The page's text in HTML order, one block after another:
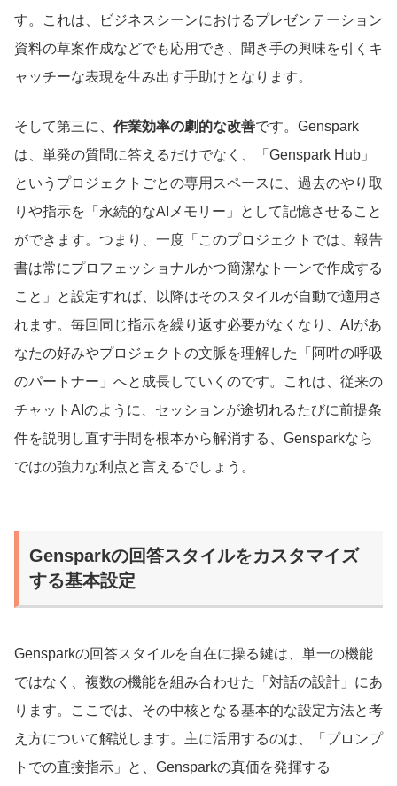
す。これは、ビジネスシーンにおけるプレゼンテーション
資料の草案作成などでも応用でき、聞き手の興味を引くキ
ャッチーな表現を生み出す手助けとなります。
そして第三に、 作業効率の劇的な改善です。Genspark
は、単発の質問に答えるだけでなく、「Genspark Hub」
というプロジェクトごとの専用スペースに、過去のやり取
りや指示を「永続的なAIメモリー」として記憶させること
ができます。つまり、一度「このプロジェクトでは、報告
書は常にプロフェッショナルかつ簡潔なトーンで作成する
こと」と設定すれば、以降はそのスタイルが自動で適用さ
れます。毎回同じ指示を繰り返す必要がなくなり、AIがあ
なたの好みやプロジェクトの文脈を理解した「阿吽の呼吸
のパートナー」へと成長していくのです。これは、従来の
チャットAIのように、セッションが途切れるたびに前提条
件を説明し直す手間を根本から解消する、Gensparkなら
ではの強力な利点と言えるでしょう。
Gensparkの回答スタイルをカスタマイズ
する基本設定
Gensparkの回答スタイルを自在に操る鍵は、単一の機能
ではなく、複数の機能を組み合わせた「対話の設計」にあ
ります。ここでは、その中核となる基本的な設定方法と考
え方について解説します。主に活用するのは、「プロンプ
トでの直接指示」と、Gensparkの真価を発揮する